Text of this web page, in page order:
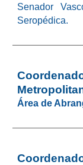
Senador
Seropédica.
Área de